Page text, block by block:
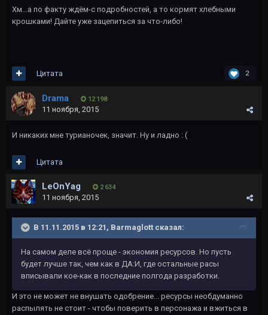
Хм...а по факту ждём-с подробностей, а то кормят хлебными
крошками! Дайте уже зацепиться за что-либо!
2
Цитата
Drama 12 198
11 ноября, 2015
И никаких мне турианочек, значит. Ну и ладно : (
Цитата
LeOnYag 2 634
11 ноября, 2015
В 11.11.2015 в 12:21, Barmaglott сказал:
На самом деле всё проще - экономия ресурсов. Но пусть
будет лучше так, чем как в ДА:И, где остальные расы
вписывали кое-как в последние полгода разработки.
И это не может не внушать одобрение... ресурсы необдуманно
распылять не стоит - чтобы поверить в персонажа и вжиться в